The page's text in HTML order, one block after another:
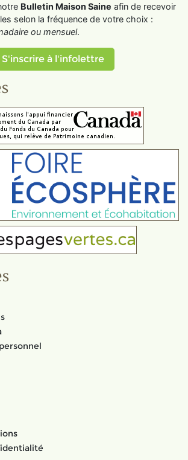
Bulletin Maison Saine afin de recevoir
selon la fréquence de votre choix :
ou mensuel.
S'inscrire à l'infolettre